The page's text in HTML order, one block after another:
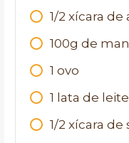
1/2 xícara de
100g de
1 ovo
1 lata de
1/2 xícara